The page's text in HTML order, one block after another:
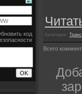
Категория: Транс
Всего